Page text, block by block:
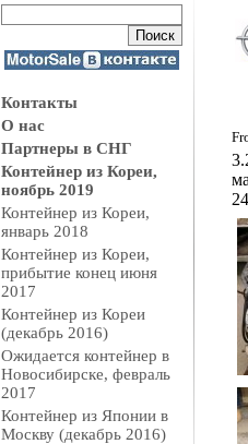
Контакты
О нас
Партнеры в СНГ
Контейнер из Кореи,
ноябрь 2019
Контейнер из Кореи,
январь 2018
Контейнер из Кореи,
прибытие конец июня
2017
Контейнер из Кореи
(декабрь 2016)
Ожидается контейнер в
Новосибирске, февраль
2017
Контейнер из Японии в
Москву (декабрь 2016)